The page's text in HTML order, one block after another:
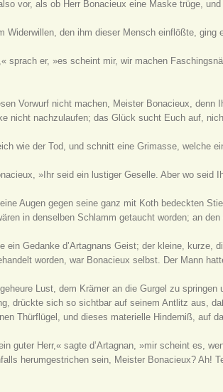
vor, als ob Herr Bonacieux eine Maske trüge,
Widerwillen, den ihm dieser Mensch einflößte,
sprach er, »es scheint mir, wir machen
Vorwurf nicht machen, Meister Bonacieux,
nicht nachzulaufen; das Glück sucht Euch auf,
wie der Tod, und schnitt eine Grimasse, welche
»Ihr seid ein lustiger Geselle. Aber wo seid
Augen gegen seine ganz mit Koth bedeckten
in denselben Schlamm getaucht worden; an
ein Gedanke d’Artagnans Geist; der kleine,
worden, war Bonacieux selbst. Der Mann
Lust, dem Krämer an die Gurgel zu
drückte sich so sichtbar auf seinem Antlitz aus,
Thürflügel, und dieses materielle Hinderniß, auf
guter Herr,« sagte d’Artagnan, »mir scheint es,
herumgestrichen sein, Meister Bonacieux? Ah!